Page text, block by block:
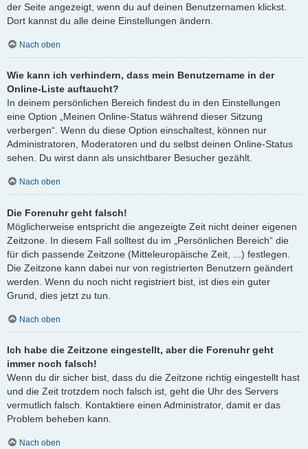
der Seite angezeigt, wenn du auf deinen Benutzernamen klickst.
Dort kannst du alle deine Einstellungen ändern.
Nach oben
Wie kann ich verhindern, dass mein Benutzername in der
Online-Liste auftaucht?
In deinem persönlichen Bereich findest du in den Einstellungen
eine Option „Meinen Online-Status während dieser Sitzung
verbergen“. Wenn du diese Option einschaltest, können nur
Administratoren, Moderatoren und du selbst deinen Online-Status
sehen. Du wirst dann als unsichtbarer Besucher gezählt.
Nach oben
Die Forenuhr geht falsch!
Möglicherweise entspricht die angezeigte Zeit nicht deiner eigenen
Zeitzone. In diesem Fall solltest du im „Persönlichen Bereich“ die
für dich passende Zeitzone (Mitteleuropäische Zeit, ...) festlegen.
Die Zeitzone kann dabei nur von registrierten Benutzern geändert
werden. Wenn du noch nicht registriert bist, ist dies ein guter
Grund, dies jetzt zu tun.
Nach oben
Ich habe die Zeitzone eingestellt, aber die Forenuhr geht
immer noch falsch!
Wenn du dir sicher bist, dass du die Zeitzone richtig eingestellt hast
und die Zeit trotzdem noch falsch ist, geht die Uhr des Servers
vermutlich falsch. Kontaktiere einen Administrator, damit er das
Problem beheben kann.
Nach oben